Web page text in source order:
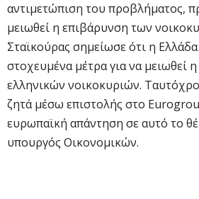
αντιμετώπιση του προβλήματος,
μειωθεί η επιβάρυνση των
Σταϊκούρας σημείωσε ότι η Ελλάδα
στοχευμένα μέτρα για να μειωθεί
ελληνικών νοικοκυριών.
ζητά μέσω επιστολής στο
ευρωπαϊκή απάντηση σε αυτό το
υπουργός Οικονομικών.